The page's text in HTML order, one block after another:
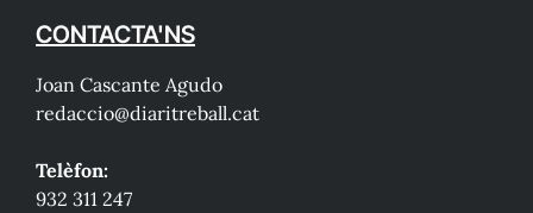
CONTACTA'NS
Joan Cascante Agudo
redaccio@diaritreball.cat
Telèfon:
932 311 247